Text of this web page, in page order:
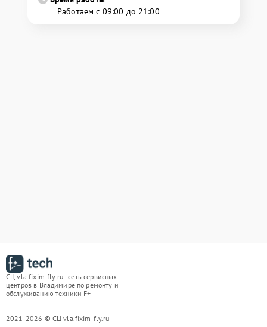
Работаем с 09:00 до 21:00
СЦ vla.fixim-fly.ru - сеть сервисных
центров в Владимире по ремонту и
обслуживанию техники F+
2021-2026 © СЦ vla.fixim-fly.ru